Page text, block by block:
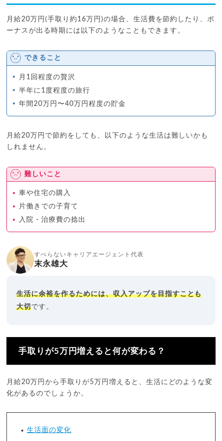
月給20万円(手取り約16万円)の場合、生活費を節約したり、ボ
ーナスが出る時期には以下のようなこともできます。
できること
月1回程度の贅沢
半年に1度程度の旅行
年間20万円〜40万円程度の貯金
月給20万円で節約をしても、以下のような生活は難しいかも
しれません。
難しいこと
車や住宅の購入
片働きでの子育て
入院・治療費の捻出
すべらないキャリアエージェント代表
末永雄大
生活に余裕を作るためには、収入アップを目指すことも
大切です。
手取りが5万円増えると何が変わる？
月給20万円から手取りが5万円増えると、生活にどのような変
化があるのでしょうか。
生活面の変化